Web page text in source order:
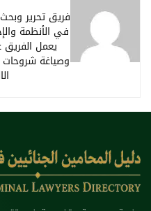
فريق تحرير
في الأنظمة
يعمل الفريق
وصياغة شروحات